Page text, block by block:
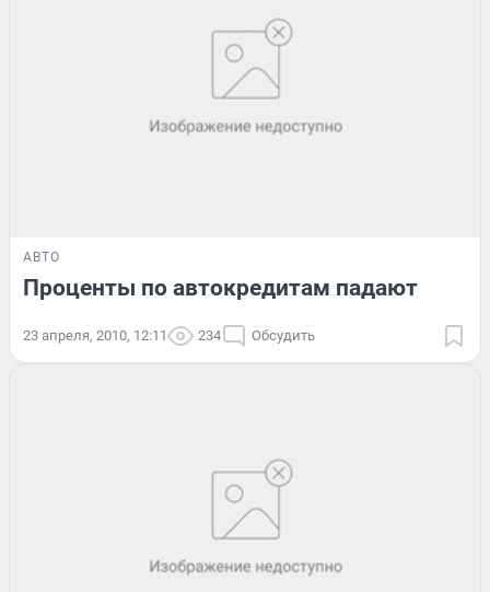
АВТО
Проценты по автокредитам падают
23 апреля, 2010, 12:11 234 Обсудить